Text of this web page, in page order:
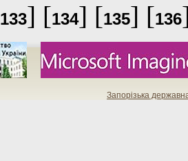
133] [134] [135] [136
Запорізька